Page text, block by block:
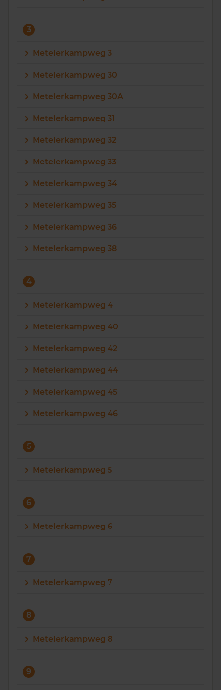
3
Metelerkampweg 3
Metelerkampweg 30
Metelerkampweg 30A
Metelerkampweg 31
Metelerkampweg 32
Metelerkampweg 33
Metelerkampweg 34
Metelerkampweg 35
Metelerkampweg 36
Metelerkampweg 38
4
Metelerkampweg 4
Metelerkampweg 40
Metelerkampweg 42
Metelerkampweg 44
Metelerkampweg 45
Metelerkampweg 46
5
Metelerkampweg 5
6
Metelerkampweg 6
7
Metelerkampweg 7
8
Metelerkampweg 8
9